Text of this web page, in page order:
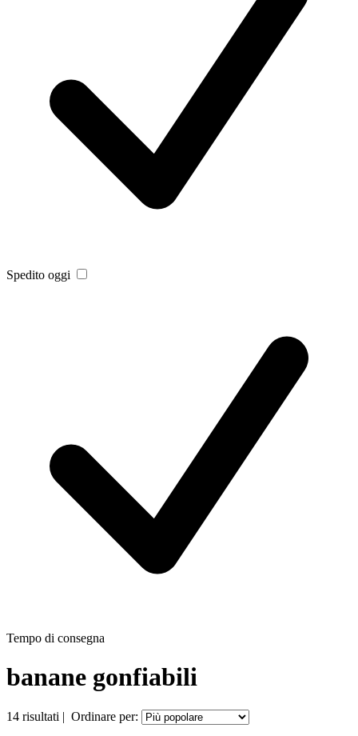
Spedito oggi
Tempo di consegna
banane gonfiabili
14 risultati | Ordinare per: